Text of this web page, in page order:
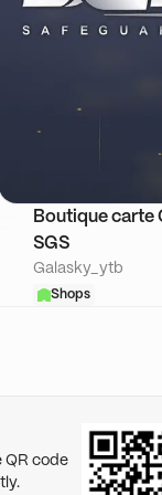
Boutique carte
SGS
Galasky_ytb
Shops
QR code